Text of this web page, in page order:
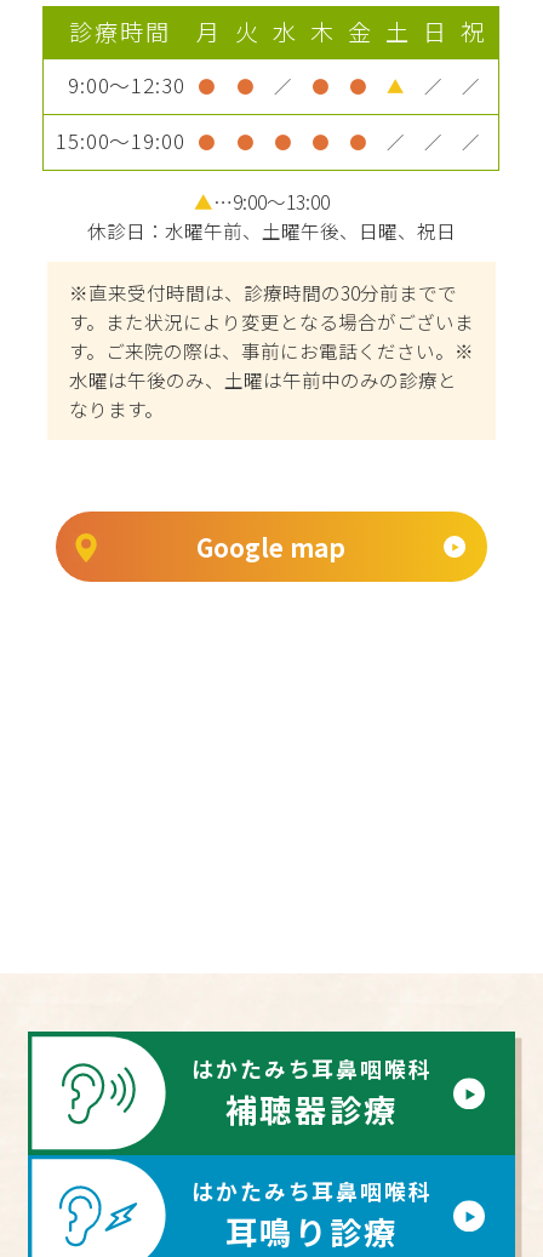
診療時間 月 火 水 木 金 土 日 祝
9:00～12:30 ● ● ／ ● ● ▲ ／ ／
15:00～19:00 ● ● ● ● ● ／ ／ ／
▲…9:00～13:00
休診日：水曜午前、土曜午後、日曜、祝日
※直来受付時間は、診療時間の30分前までで
す。また状況により変更となる場合がございま
す。ご来院の際は、事前にお電話ください。※
水曜は午後のみ、土曜は午前中のみの診療と
なります。
Google map
はかたみち耳鼻咽喉科
補聴器診療
はかたみち耳鼻咽喉科
耳鳴り診療